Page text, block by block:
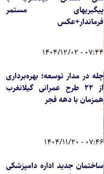
پیگیریهای مستمر
فرماندار+عکس
07:44 - 1404/12/02
چله در مدار توسعه؛ بهره‌برداری
از ۲۲ طرح عمرانی گیلانغرب
همزمان با دهه فجر
07:46 - 1404/11/20
ساختمان جدید اداره دامپزشکی